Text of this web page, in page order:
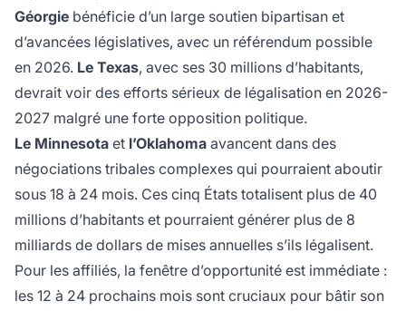
Géorgie bénéficie d’un large soutien bipartisan et
d’avancées législatives, avec un référendum possible
en 2026. Le Texas, avec ses 30 millions d’habitants,
devrait voir des efforts sérieux de légalisation en 2026-
2027 malgré une forte opposition politique.
Le Minnesota et l’Oklahoma avancent dans des
négociations tribales complexes qui pourraient aboutir
sous 18 à 24 mois. Ces cinq États totalisent plus de 40
millions d’habitants et pourraient générer plus de 8
milliards de dollars de mises annuelles s’ils légalisent.
Pour les affiliés, la fenêtre d’opportunité est immédiate :
les 12 à 24 prochains mois sont cruciaux pour bâtir son